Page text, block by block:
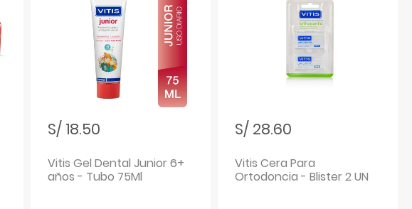
S/ 18.50
Vitis Gel Dental Junior 6+
años - Tubo 75Ml
S/ 28.60
Vitis Cera Para
Ortodoncia - Blister 2 UN